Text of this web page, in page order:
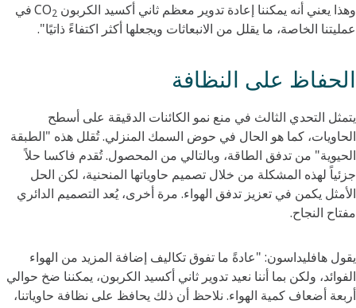
وهذا يعني أنه يمكننا إعادة تدوير معظم ثاني أكسيد الكربون CO 2
في
عمليتنا الخاصة، ما يقلل من الانبعاثات ويجعلها أكثر اكتفاءً ذاتيًا".
الحفاظ على النظافة
يتمثل التحدي الثالث في منع نمو الكائنات الدقيقة على أسطح
الحاويات، كما هو الحال في حوض السمك المنزلي. تُقلل هذه "الطبقة
الحيوية" من تدفق الطاقة، وبالتالي من المحصول. تُقدم فاكسا حلاً
جزئياً لهذه المشكلة من خلال تصميم حاوياتها المنحنية، لكن الحل
الأمثل يكمن في تعزيز تدفق الهواء. مرة أخرى، يُعد التصميم الدائري
مفتاح النجاح.
يقول هافليداسون: "عادةً ما تفوق تكاليف إضافة المزيد من الهواء
الفوائد، ولكن بما أننا نعيد تدوير ثاني أكسيد الكربون، يمكننا ضخ حوالي
أربعة أضعاف كمية الهواء. نلاحظ أن ذلك يحافظ على نظافة حاوياتنا،